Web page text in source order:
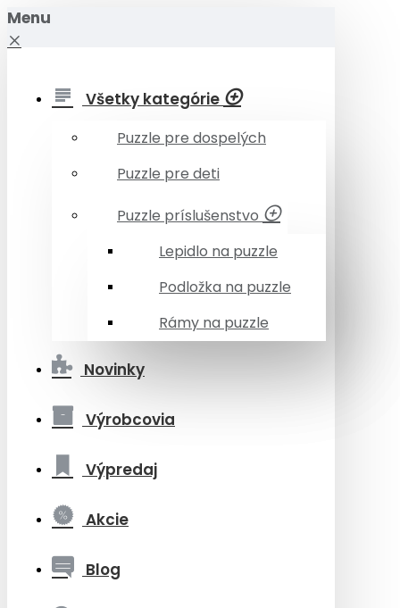
Menu
Všetky kategórie
Puzzle pre dospelých
Puzzle pre deti
Puzzle príslušenstvo
Lepidlo na puzzle
Podložka na puzzle
Rámy na puzzle
Novinky
Výrobcovia
Výpredaj
Akcie
Blog